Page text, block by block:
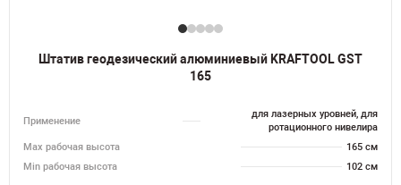
Штатив геодезический алюминиевый KRAFTOOL GST
165
Применение
для лазерных уровней, для
ротационного нивелира
Мах рабочая высота
165 см
Min рабочая высота
102 см